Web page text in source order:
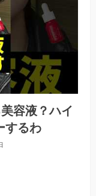
容液？ハイ
するわ